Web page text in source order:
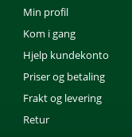
Min profil
Kom i gang
Hjelp kundekonto
Priser og betaling
Frakt og levering
Retur